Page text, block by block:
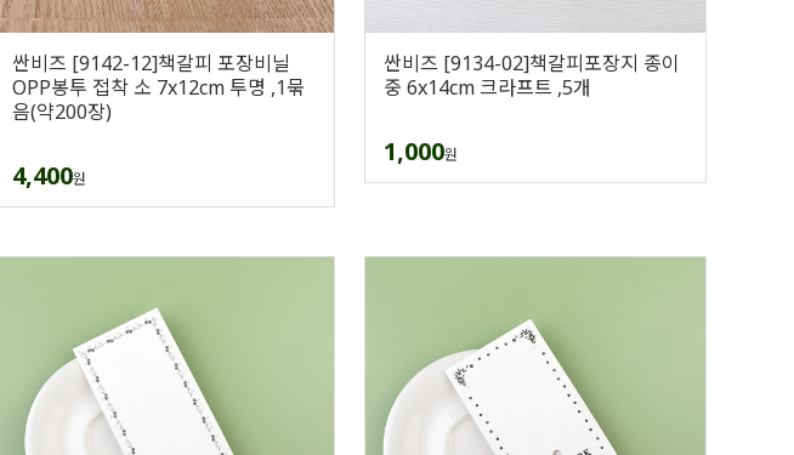
싼비즈 [9142-12]책갈피 포장비닐
OPP봉투 접착 소 7x12cm 투명 ,1묶
음(약200장)
4,400원
싼비즈 [9134-02]책갈피포장지 종이
중 6x14cm 크라프트 ,5개
1,000원